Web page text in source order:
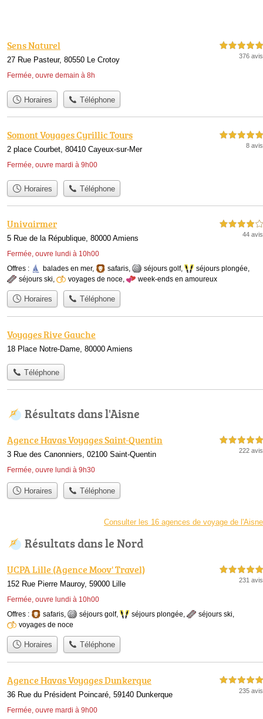
Sens Naturel
27 Rue Pasteur, 80550 Le Crotoy
Fermée, ouvre demain à 8h
5,0 étoiles sur 5
376 avis
Horaires Téléphone
Somont Voyages Cyrillic Tours
2 place Courbet, 80410 Cayeux-sur-Mer
Fermée, ouvre mardi à 9h00
5,0 étoiles sur 5
8 avis
Horaires Téléphone
Univairmer
5 Rue de la République, 80000 Amiens
Fermée, ouvre lundi à 10h00
4,0 étoiles sur 5
44 avis
Offres : balades en mer, safaris, séjours golf, séjours plongée,
séjours ski, voyages de noce, week-ends en amoureux
Horaires Téléphone
Voyages Rive Gauche
18 Place Notre-Dame, 80000 Amiens
Téléphone
Résultats dans l'Aisne
Agence Havas Voyages Saint-Quentin
3 Rue des Canonniers, 02100 Saint-Quentin
Fermée, ouvre lundi à 9h30
5,0 étoiles sur 5
222 avis
Horaires Téléphone
Consulter les 16 agences de voyage de l'Aisne
Résultats dans le Nord
UCPA Lille (Agence Moov' Travel)
152 Rue Pierre Mauroy, 59000 Lille
Fermée, ouvre lundi à 10h00
5,0 étoiles sur 5
231 avis
Offres : safaris, séjours golf, séjours plongée, séjours ski,
voyages de noce
Horaires Téléphone
Agence Havas Voyages Dunkerque
36 Rue du Président Poincaré, 59140 Dunkerque
Fermée, ouvre mardi à 9h00
5,0 étoiles sur 5
235 avis